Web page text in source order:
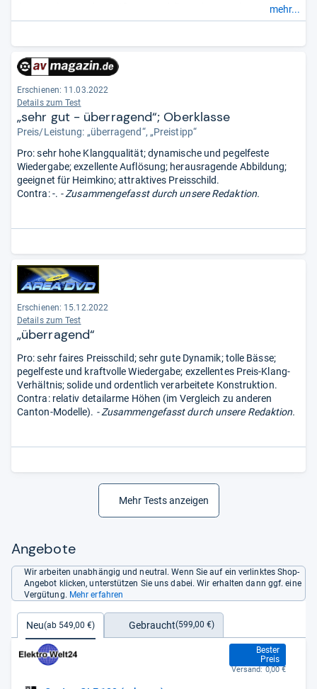
ihrer Auslegung den größeren Modellen. Abgespeckt wurde bei
Gehäuse und Furnier, was dem Klang keinen Abbruch tut. Man
vollends entfalten kann.“
mehr...
Erschienen: 11.03.2022
Details zum Test
„sehr gut - überragend“; Oberklasse
Preis/Leistung: „überragend“, „Preistipp“
Pro: sehr hohe Klangqualität; dynamische und pegelfeste
Wiedergabe; exzellente Auflösung; herausragende Abbildung;
geeignet für Heimkino; attraktives Preisschild.
Contra: -. - Zusammengefasst durch unsere Redaktion.
Erschienen: 15.12.2022
Details zum Test
„überragend“
Pro: sehr faires Preisschild; sehr gute Dynamik; tolle Bässe;
pegelfeste und kraftvolle Wiedergabe; exzellentes Preis-Klang-
Verhältnis; solide und ordentlich verarbeitete Konstruktion.
Contra: relativ detailarme Höhen (im Vergleich zu anderen
Canton-Modelle). - Zusammengefasst durch unsere Redaktion.
Mehr Tests anzeigen
Angebote
Wir arbeiten unabhängig und neutral. Wenn Sie auf ein verlinktes Shop-
Angebot klicken, unterstützen Sie uns dabei. Wir erhalten dann ggf. eine
Vergütung. Mehr erfahren
Neu(ab 549,00 €) Gebraucht(599,00 €)
Bester
Preis
549,00 €
Versand: 0,00 €